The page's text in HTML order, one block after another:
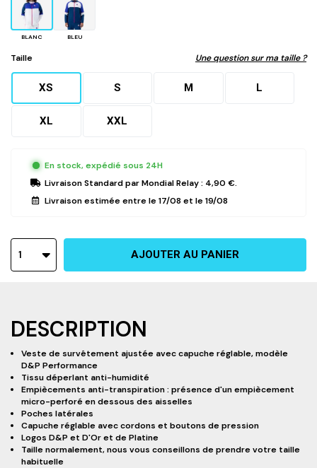
BLANC BLEU
Taille Une question sur ma taille ?
XS S M L
XL XXL
En stock, expédié sous 24H
Livraison Standardpar Mondial Relay : 4,90 €.
Livraison estimée entre le17/08 et le19/08
1 AJOUTER AU PANIER
DESCRIPTION
Veste de survêtement ajustée avec capuche réglable, modèle
D&P Performance
Tissu déperlant anti-humidité
Empiècements anti-transpiration : présence d'un empiècement
micro-perforé en dessous des aisselles
Poches latérales
Capuche réglable avec cordons et boutons de pression
Logos D&P et D'Or et de Platine
Taille normalement, nous vous conseillons de prendre votre taille
habituelle